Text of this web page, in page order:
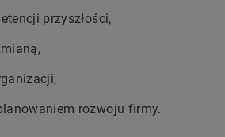
przyszłości,
rozwoju firmy.